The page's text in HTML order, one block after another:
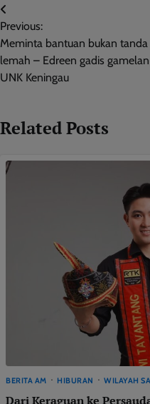
Post
navigation
Previous:
Meminta bantuan bukan tanda
lemah – Edreen gadis gamelan
UNK Keningau
Related Posts
BERITA AM HIBURAN WILAYAH
Dari Keraguan ke